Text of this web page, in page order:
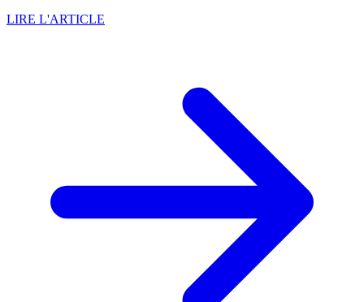
LIRE L'ARTICLE